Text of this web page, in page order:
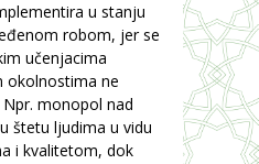
u stanju
robom, jer se
učenjacima
okolnostima ne
monopol nad
štetu ljudima u vidu
i kvalitetom, dok